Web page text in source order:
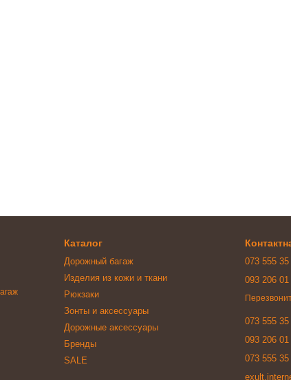
Каталог
Дорожный багаж
Изделия из кожи и ткани
Рюкзаки
Зонты и аксессуары
Дорожные аксессуары
Бренды
SALE
073 555 35
093 206 01
073 555 35
093 206 01
073 555 35